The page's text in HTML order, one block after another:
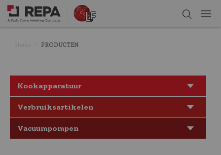
PRODUCTEN
Kookapparatuur
Verbruiksartikelen
Vacuumpompen